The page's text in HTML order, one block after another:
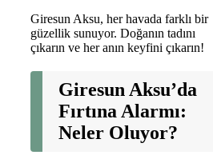
Giresun Aksu, her havada farklı bir
güzellik sunuyor. Doğanın tadını
çıkarın ve her anın keyfini çıkarın!
Giresun Aksu’da
Fırtına Alarmı:
Neler Oluyor?